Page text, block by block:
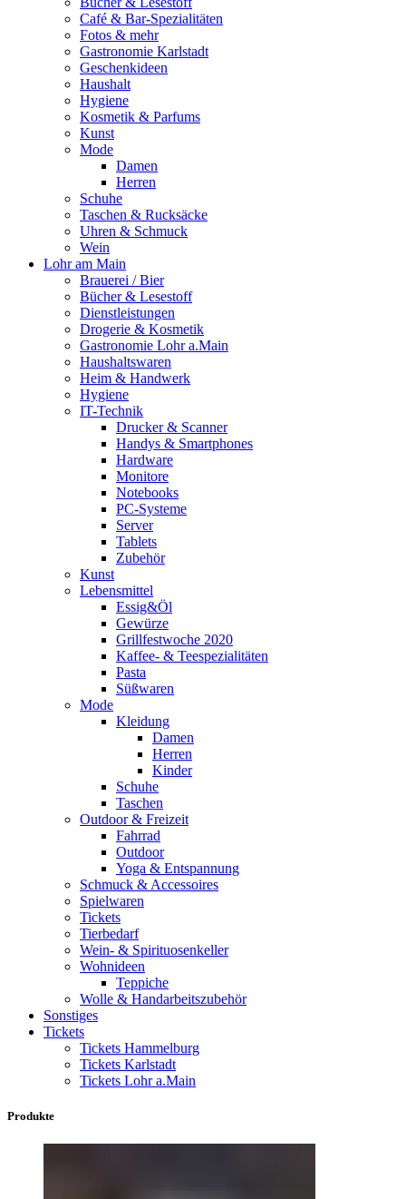
Café & Bar-Spezialitäten
Fotos & mehr
Gastronomie Karlstadt
Geschenkideen
Haushalt
Hygiene
Kosmetik & Parfums
Kunst
Mode
Damen
Herren
Schuhe
Taschen & Rucksäcke
Uhren & Schmuck
Wein
Lohr am Main
Brauerei / Bier
Bücher & Lesestoff
Dienstleistungen
Drogerie & Kosmetik
Gastronomie Lohr a.Main
Haushaltswaren
Heim & Handwerk
Hygiene
IT-Technik
Drucker & Scanner
Handys & Smartphones
Hardware
Monitore
Notebooks
PC-Systeme
Server
Tablets
Zubehör
Kunst
Lebensmittel
Essig&Öl
Gewürze
Grillfestwoche 2020
Kaffee- & Teespezialitäten
Pasta
Süßwaren
Mode
Kleidung
Damen
Herren
Kinder
Schuhe
Taschen
Outdoor & Freizeit
Fahrrad
Outdoor
Yoga & Entspannung
Schmuck & Accessoires
Spielwaren
Tickets
Tierbedarf
Wein- & Spirituosenkeller
Wohnideen
Teppiche
Wolle & Handarbeitszubehör
Sonstiges
Tickets
Tickets Hammelburg
Tickets Karlstadt
Tickets Lohr a.Main
Produkte